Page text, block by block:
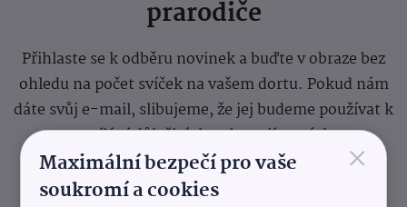
prarodiče
Přihlaste se k odběru novinek a buďte v obraze bez
ohledu na počet svíček na vašem dortu. Pokud nám
dáte svůj e-mail, slibujeme, že jej budeme používat k
zasílání důležitých nebo zajímavých
sdělení.Prosíme, zkontrolujte si svoji emailovou
schránku, kam jsme poslali potvrzovací e-mail.
×
Maximální bezpečí pro vaše
soukromí a cookies